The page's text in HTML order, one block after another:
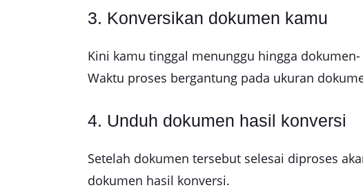
3. Konversikan dokumen kamu
Kini kamu tinggal menunggu hingga
Waktu proses bergantung pada ukuran
4. Unduh dokumen hasil konversi
Setelah dokumen tersebut selesai diproses
dokumen hasil konversi.